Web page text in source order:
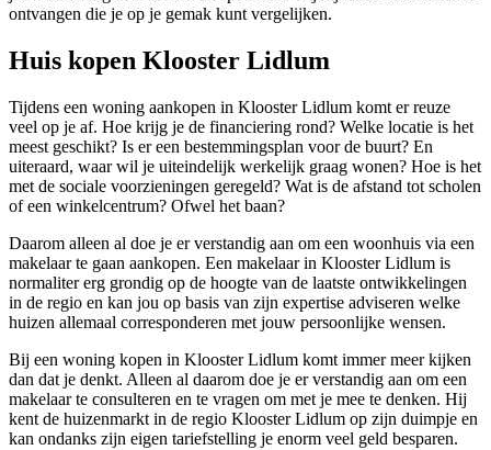
ontvangen die je op je gemak kunt vergelijken.
Huis kopen Klooster Lidlum
Tijdens een woning aankopen in Klooster Lidlum komt er reuze
veel op je af. Hoe krijg je de financiering rond? Welke locatie is het
meest geschikt? Is er een bestemmingsplan voor de buurt? En
uiteraard, waar wil je uiteindelijk werkelijk graag wonen? Hoe is het
met de sociale voorzieningen geregeld? Wat is de afstand tot scholen
of een winkelcentrum? Ofwel het baan?
Daarom alleen al doe je er verstandig aan om een woonhuis via een
makelaar te gaan aankopen. Een makelaar in Klooster Lidlum is
normaliter erg grondig op de hoogte van de laatste ontwikkelingen
in de regio en kan jou op basis van zijn expertise adviseren welke
huizen allemaal corresponderen met jouw persoonlijke wensen.
Bij een woning kopen in Klooster Lidlum komt immer meer kijken
dan dat je denkt. Alleen al daarom doe je er verstandig aan om een
makelaar te consulteren en te vragen om met je mee te denken. Hij
kent de huizenmarkt in de regio Klooster Lidlum op zijn duimpje en
kan ondanks zijn eigen tariefstelling je enorm veel geld besparen.